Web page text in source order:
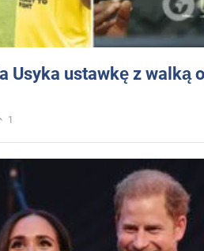
Usyka ustawkę z walką
1